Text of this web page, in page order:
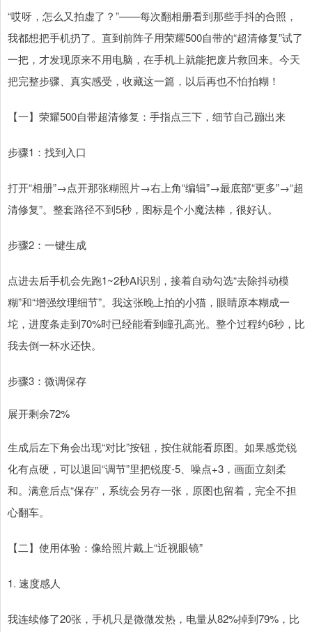
“哎呀，怎么又拍虚了？”——每次翻相册看到那些手抖的合照，
我都想把手机扔了。直到前阵子用荣耀500自带的“超清修复”试了
一把，才发现原来不用电脑，在手机上就能把废片救回来。今天
把完整步骤、真实感受，收藏这一篇，以后再也不怕拍糊！
【一】荣耀500自带超清修复：手指点三下，细节自己蹦出来
步骤1：找到入口
打开“相册”→点开那张糊照片→右上角“编辑”→最底部“更多”→“超
清修复”。整套路径不到5秒，图标是个小魔法棒，很好认。
步骤2：一键生成
点进去后手机会先跑1~2秒AI识别，接着自动勾选“去除抖动模
糊”和“增强纹理细节”。我这张晚上拍的小猫，眼睛原本糊成一
坨，进度条走到70%时已经能看到瞳孔高光。整个过程约6秒，比
我去倒一杯水还快。
步骤3：微调保存
展开剩余72%
生成后左下角会出现“对比”按钮，按住就能看原图。如果感觉锐
化有点硬，可以退回“调节”里把锐度-5、噪点+3，画面立刻柔
和。满意后点“保存”，系统会另存一张，原图也留着，完全不担
心翻车。
【二】使用体验：像给照片戴上“近视眼镜”
1. 速度感人
我连续修了20张，手机只是微微发热，电量从82%掉到79%，比